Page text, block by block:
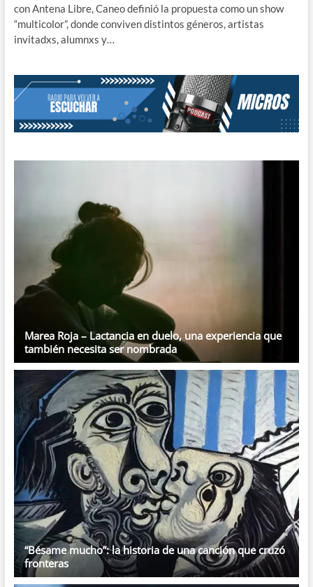
con Antena Libre, Caneo definió la propuesta como un show
“multicolor”, donde conviven distintos géneros, artistas
invitadxs, alumnxs y…
Marea Roja – Lactancia en duelo, una experiencia que
también necesita ser nombrada
“Bésame mucho”: la historia de una canción que cruzó
fronteras